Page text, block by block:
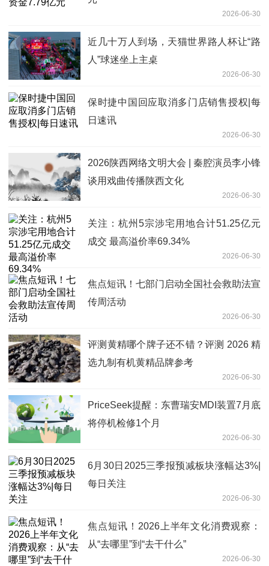
2026-06-30
近几十万人到场，天猫世界路人杯让“路
人”球迷坐上主桌
2026-06-30
保时捷中国回应取消多门店销售授权|每
日速讯
2026-06-30
2026陕西网络文明大会 | 秦腔演员李小锋
谈用戏曲传播陕西文化
2026-06-30
关注：杭州5宗涉宅用地合计51.25亿元
成交 最高溢价率69.34%
2026-06-30
焦点短讯！七部门启动全国社会救助法宣
传周活动
2026-06-30
评测黄精哪个牌子还不错？评测 2026 精
选九制有机黄精品牌参考
2026-06-30
PriceSeek提醒：东曹瑞安MDI装置7月底
将停机检修1个月
2026-06-30
6月30日2025三季报预减板块涨幅达3%|
每日关注
2026-06-30
焦点短讯！2026上半年文化消费观察：
从“去哪里”到“去干什么”
2026-06-30